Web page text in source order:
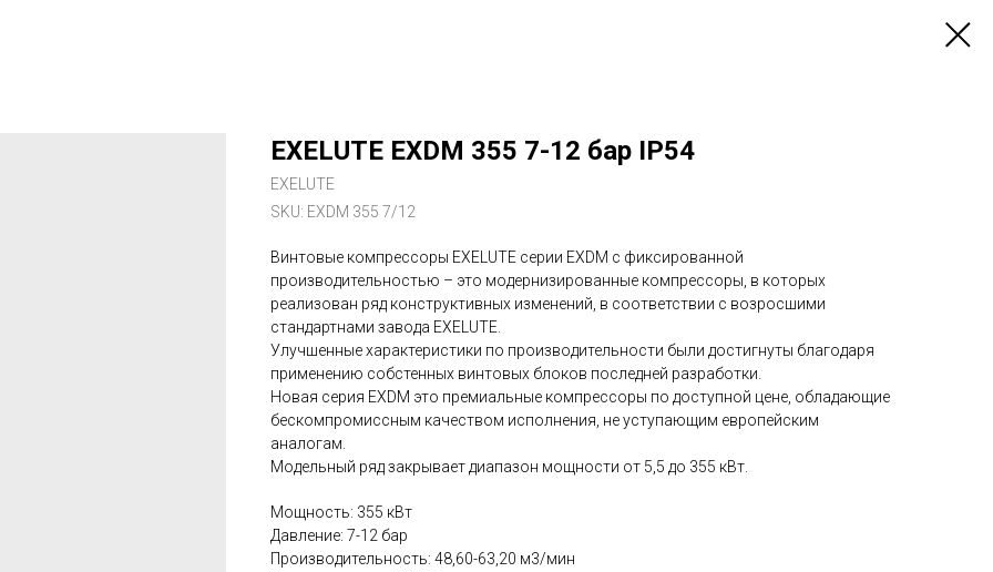
EXELUTE EXDM 355 7-12 бар IP54
EXELUTE
SKU: EXDM 355 7/12
Винтовые компрессоры EXELUTE серии EXDM с фиксированной
производительностью – это модернизированные компрессоры, в которых
реализован ряд конструктивных изменений, в соответствии с возросшими
стандартнами завода EXELUTE.
Улучшенные характеристики по производительности были достигнуты благодаря
применению собстенных винтовых блоков последней разработки.
Новая серия EXDM это премиальные компрессоры по доступной цене, обладающие
бескомпромиссным качеством исполнения, не уступающим европейским
аналогам.
Модельный ряд закрывает диапазон мощности от 5,5 до 355 кВт.
Мощность: 355 кВт
Давление: 7-12 бар
Производительность: 48,60-63,20 м3/мин